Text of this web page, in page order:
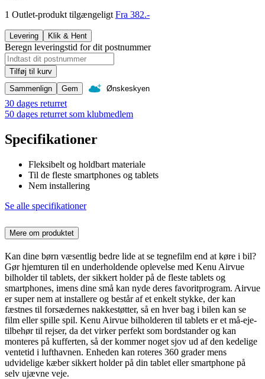
1 Outlet-produkt tilgængeligt Fra 382.-
Levering Klik & Hent
Beregn leveringstid for dit postnummer
Tilføj til kurv
Sammenlign
Gem Ønskeskyen
30 dages returret
50 dages returret som klubmedlem
Specifikationer
Fleksibelt og holdbart materiale
Til de fleste smartphones og tablets
Nem installering
Se alle specifikationer
Mere om produktet
Kan dine børn væsentlig bedre lide at se tegnefilm end at køre i bil?
Gør hjemturen til en underholdende oplevelse med Kenu Airvue
bilholder til tablets, der sikkert holder på de fleste tablets og
smartphones, imens dine små kan nyde deres favoritprogram. Airvue
er super nem at installere og består af et enkelt stykke, der kan
fæstnes til forsædernes nakkestøtter, så en hver bag i bilen kan se
film eller spille spil. Kenu Airvue bilholderen til tablets er et må-eje-
tilbehør til rejser, da det virker perfekt som bordstander og kan
monteres på kufferten, så der kommer noget sjov ud af den kedelige
ventetid i lufthavnen. Enheden kan roteres 360 grader mens
udvidelige kæber sikkert holder på din tablet eller smartphone på
selv ujævne veje.